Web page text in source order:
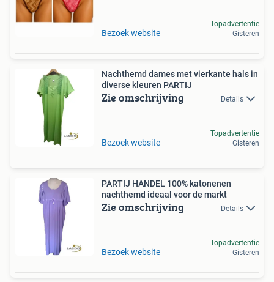
Bezoek website
Topadvertentie
Gisteren
Nachthemd dames met vierkante hals in
diverse kleuren PARTIJ
Zie omschrijving Details
Bezoek website
Topadvertentie
Gisteren
PARTIJ HANDEL 100% katonenen
nachthemd ideaal voor de markt
Zie omschrijving Details
Bezoek website
Topadvertentie
Gisteren